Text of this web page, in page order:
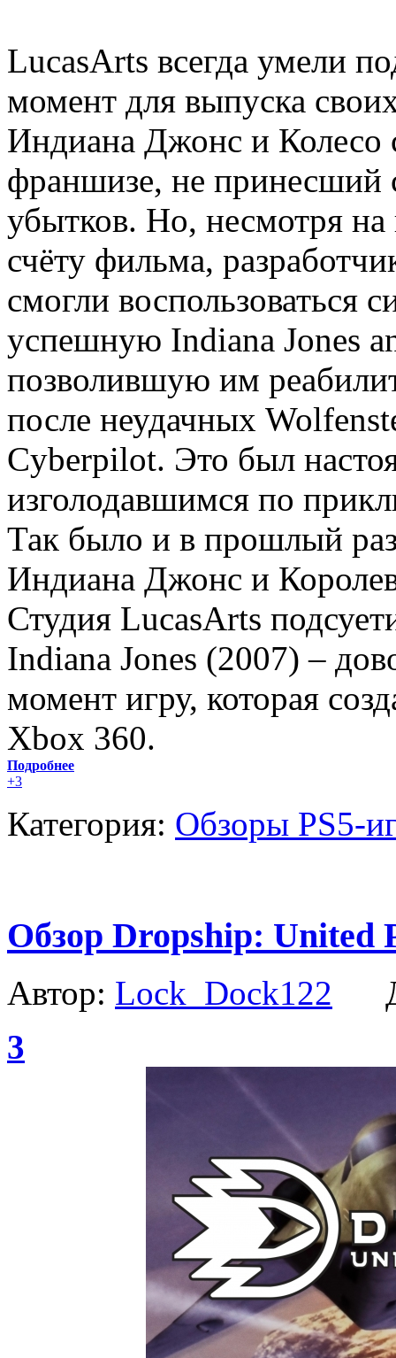
LucasArts всегда умели
момент для выпуска
Индиана Джонс и Колесо
франшизе, не принесший
убытков. Но, несмотря на
счёту фильма,
смогли воспользоваться
успешную Indiana Jones
позволившую им
после неудачных
Cyberpilot. Это был
изголодавшимся по
Так было и в прошлый
Индиана Джонс и
Студия LucasArts
Indiana Jones (2007) –
момент игру, которая
Xbox 360.
Подробнее
+3
Категория: Обзоры PS5-
Обзор Dropship: United
Автор: Lock_Dock122
3